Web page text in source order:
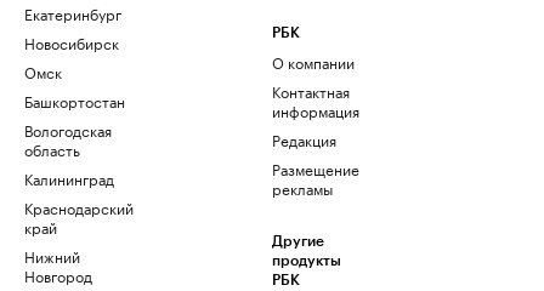
Екатеринбург
Новосибирск
Омск
Башкортостан
Вологодская
область
Калининград
Краснодарский
край
Нижний
Новгород
РБК
О компании
Контактная
информация
Редакция
Размещение
рекламы
Другие
продукты
РБК